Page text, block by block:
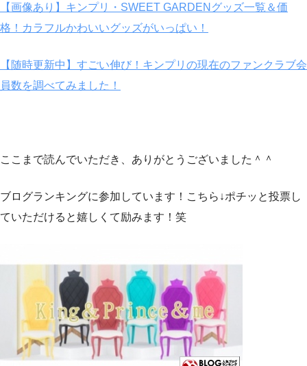
【画像あり】キンプリ・SWEET GARDENグッズ一覧＆価
格！カラフルかわいいグッズがいっぱい！
【随時更新中】すごい伸び！キンプリの現在のファンクラブ会
員数を調べてみました！
ここまで読んでいただき、ありがとうございました＾＾
ブログランキングに参加しています！こちら↓ポチッと投票し
ていただけると嬉しくて励みます！笑